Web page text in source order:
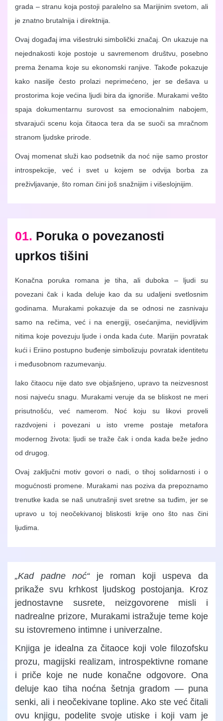
grada – stranu koja postoji paralelno sa Marijinim svetom, ali
je znatno brutalnija i direktnija.
Ovaj događaj ima višestruki simbolički značaj. On ukazuje na
nejednakosti koje postoje u savremenom društvu, posebno
prema ženama koje su ekonomski ranjive. Takođe pokazuje
kako nasilje često prolazi neprimećeno, jer se dešava u
prostorima koje većina ljudi bira da ignoriše. Murakami vešto
spaja dokumentarnu surovost sa emocionalnim nabojem,
stvarajući scenu koja čitaoca tera da se suoči sa mračnom
stranom ljudske prirode.
Ovaj momenat služi kao podsetnik da noć nije samo prostor
introspekcije, već i svet u kojem se odvija borba za
preživljavanje, što roman čini još snažnijim i višeslojnijim.
01. Poruka o povezanosti
uprkos tišini
Konačna poruka romana je tiha, ali duboka – ljudi su
povezani čak i kada deluje kao da su udaljeni svetlosnim
godinama. Murakami pokazuje da se odnosi ne zasnivaju
samo na rečima, već i na energiji, osećanjima, nevidljivim
nitima koje povezuju ljude i onda kada ćute. Marijin povratak
kući i Eriino postupno buđenje simbolizuju povratak identitetu
i međusobnom razumevanju.
Iako čitaocu nije dato sve objašnjeno, upravo ta neizvesnost
nosi najveću snagu. Murakami veruje da se bliskost ne meri
prisutnošću, već namerom. Noć koju su likovi proveli
razdvojeni i povezani u isto vreme postaje metafora
modernog života: ljudi se traže čak i onda kada beže jedno
od drugog.
Ovaj zaključni motiv govori o nadi, o tihoj solidarnosti i o
mogućnosti promene. Murakami nas poziva da prepoznamo
trenutke kada se naš unutrašnji svet sretne sa tuđim, jer se
upravo u toj neočekivanoj bliskosti krije ono što nas čini
ljudima.
„Kad padne noć“je roman koji uspeva da
prikaže svu krhkost ljudskog postojanja. Kroz
jednostavne susrete, neizgovorene misli i
nadrealne prizore, Murakami istražuje teme koje
su istovremeno intimne i univerzalne.
Knjiga je idealna za čitaoce koji vole filozofsku
prozu, magijski realizam, introspektivne romane
i priče koje ne nude konačne odgovore. Ona
deluje kao tiha noćna šetnja gradom — puna
senki, ali i neočekivane topline. Ako ste već čitali
ovu knjigu, podelite svoje utiske i koji vam je